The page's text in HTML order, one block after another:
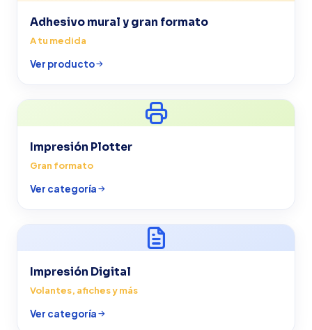
Adhesivo mural y gran formato
A tu medida
Ver producto
Impresión Plotter
Gran formato
Ver categoría
Impresión Digital
Volantes, afiches y más
Ver categoría